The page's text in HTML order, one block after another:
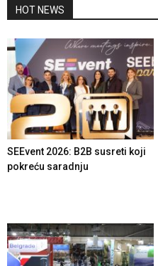
HOT NEWS
SEEvent 2026: B2B susreti koji
pokreću saradnju